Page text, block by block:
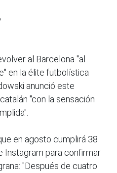
al Barcelona "al
en la élite futbolística
anunció este
"con la sensación
en agosto cumplirá 38
Instagram para confirmar
"Después de cuatro